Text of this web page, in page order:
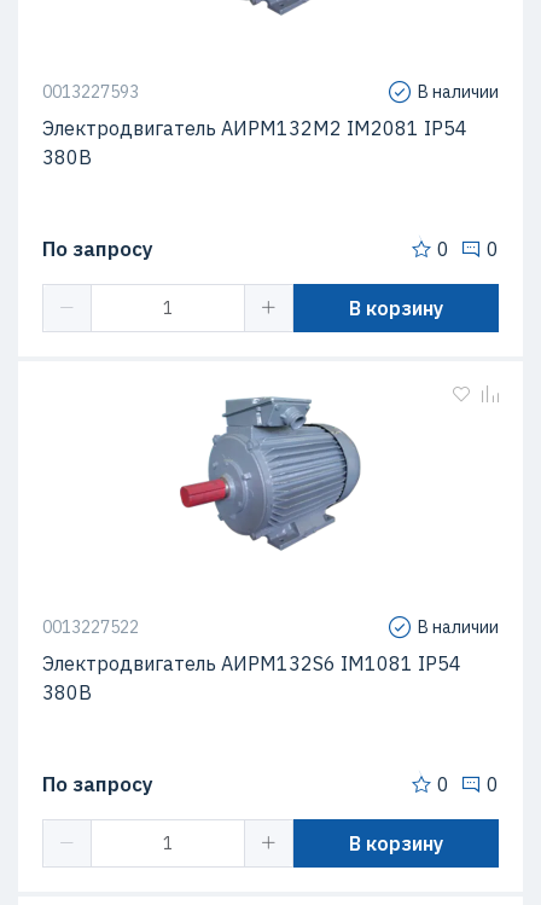
0013227593 В наличии
Электродвигатель АИРМ132M2 IM2081 IP54
380В
По запросу 0 0
В корзину
0013227522 В наличии
Электродвигатель АИРМ132S6 IM1081 IP54
380В
По запросу 0 0
В корзину